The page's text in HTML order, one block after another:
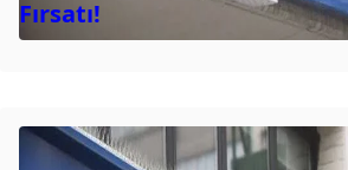
Fırsatı!